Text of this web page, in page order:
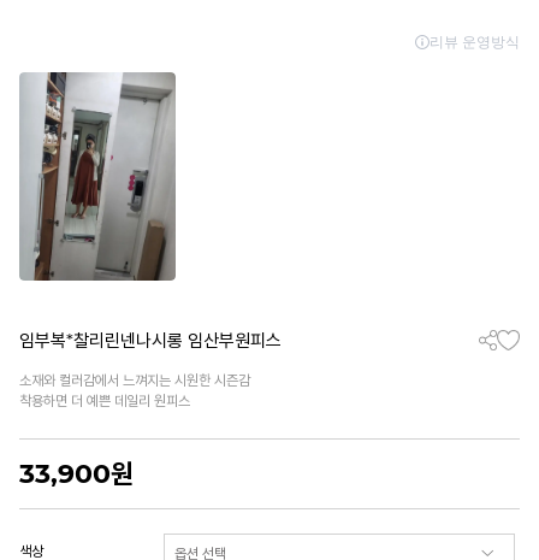
임부복*찰리린넨나시롱 임산부원피스
소재와 컬러감에서 느껴지는 시원한 시즌감
착용하면 더 예쁜 데일리 원피스
33,900원
색상